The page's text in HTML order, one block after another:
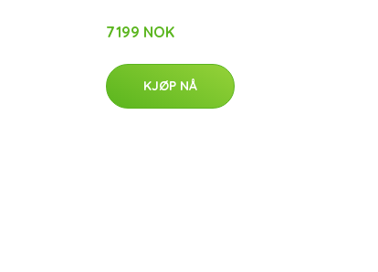
7199 NOK
KJØP NÅ